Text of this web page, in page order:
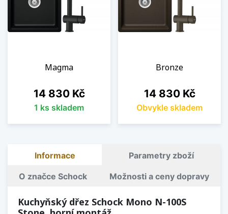
Magma
Cena
14 830 Kč
1 ks skladem
Bronze
Cena
14 830 Kč
Obvykle skladem
Informace Parametry zboží
O značce Schock Možnosti a ceny dopravy
Kuchyňský dřez Schock Mono N-100S